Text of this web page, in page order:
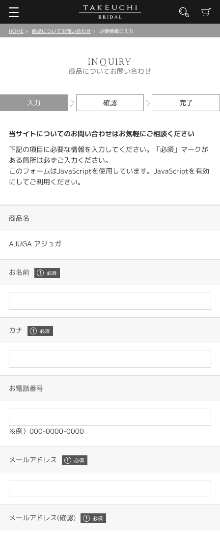
HOME 商品についてお問い合わせ 必要情報ご入力
INQUIRY
商品についてお問い合わせ
入力 確認 完了
当サイトについてのお問い合わせはお気軽にご相談ください
下記の項目に必要な情報を入力してください。「必須」マークが
ある箇所は必ずご入力ください。
このフォームはJavaScriptを使用しています。JavaScriptを有効
にしてご利用ください。
商品名
AJUGA アジュガ
お名前
カナ
お電話番号
※例）000-0000-0000
メールアドレス
メールアドレス(確認)